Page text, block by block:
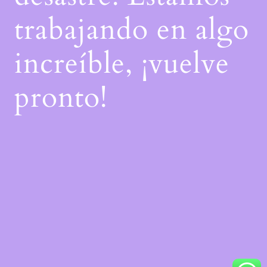
trabajando en algo
increíble, ¡vuelve
pronto!